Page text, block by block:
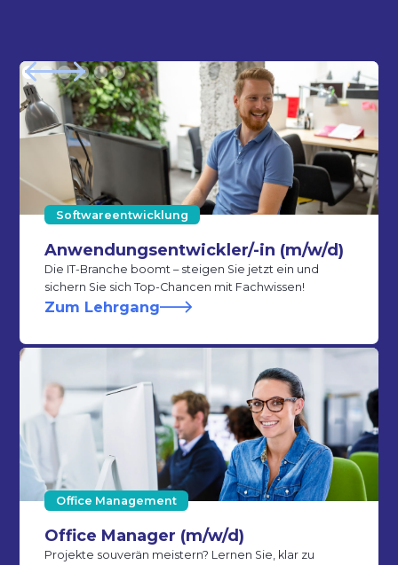
Anwend­ungs­­entwickler­/-in (m/w/d)
Die IT-Branche boomt – steigen Sie jetzt ein und
sichern Sie sich Top-Chancen mit Fachwissen!
Zum Lehrgang
Softwareentwicklung
Office Manager (m/w/d)
Projekte souverän meistern? Lernen Sie, klar zu
Office Management